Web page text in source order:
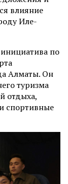
влияние
Иле-
по
Алматы. Он
туризма
отдыха,
спортивные